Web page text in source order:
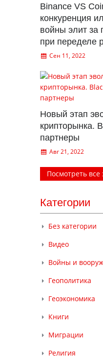
Binance VS
конкуренция
войны элит за
при переделе
Сен 11, 2022
Новый этап
крипторынка.
партнеры
Авг 21, 2022
Посмотреть все
Категории
Без категории
Видео
Войны и
Геополитика
Геоэкономика
Книги
Миграции
Религия